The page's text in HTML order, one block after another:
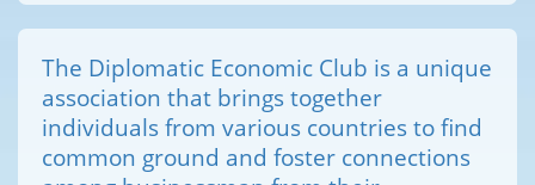
The Diplomatic Economic Club is a unique
association that brings together
individuals from various countries to find
common ground and foster connections